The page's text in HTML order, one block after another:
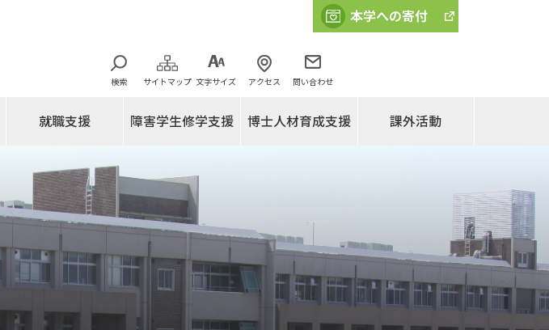
検索 サイトマップ 文字サイズ アクセス 問い合わせ
就職支援 障害学生修学支援 博士人材育成支援 課外活動